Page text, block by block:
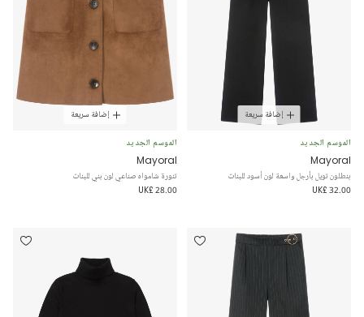
إضافة سريعة
الموسم الجديد
Mayoral
بنطلون تويل بأرجل واسعة لون أسود للبنات
UK£ 32.00
إضافة سريعة
الموسم الجديد
Mayoral
تنورة شامواه صناعي لون بني للبنات
UK£ 28.00